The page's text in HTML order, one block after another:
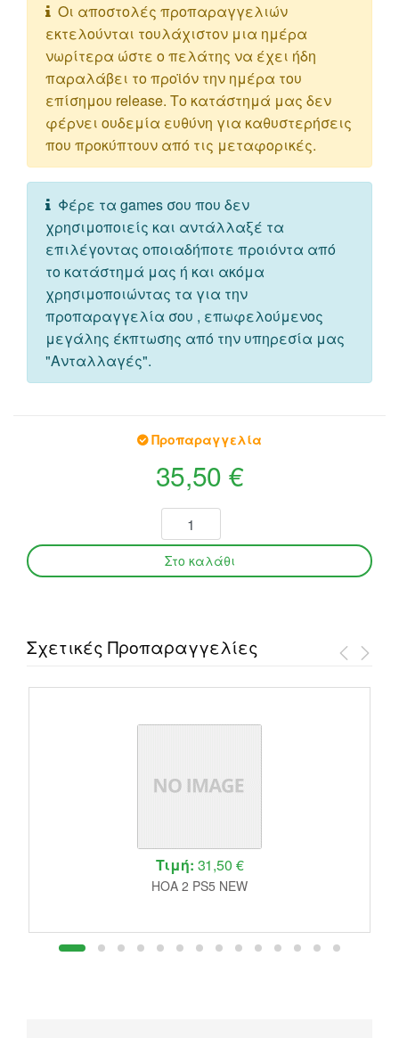
Οι αποστολές προπαραγγελιών
εκτελούνται τουλάχιστον μια ημέρα
νωρίτερα ώστε ο πελάτης να έχει ήδη
παραλάβει το προϊόν την ημέρα του
επίσημου release. Το κατάστημά μας δεν
φέρνει ουδεμία ευθύνη για καθυστερήσεις
που προκύπτουν από τις μεταφορικές.
Φέρε τα games σου που δεν
χρησιμοποιείς και αντάλλαξέ τα
επιλέγοντας οποιαδήποτε προιόντα από
το κατάστημά μας ή και ακόμα
χρησιμοποιώντας τα για την
προπαραγγελία σου , επωφελούμενος
μεγάλης έκπτωσης από την υπηρεσία μας
"Ανταλλαγές".
Προπαραγγελία
35,50 €
Σχετικές Προπαραγγελίες
Τιμή: 31,50 €
HOA 2 PS5 NEW